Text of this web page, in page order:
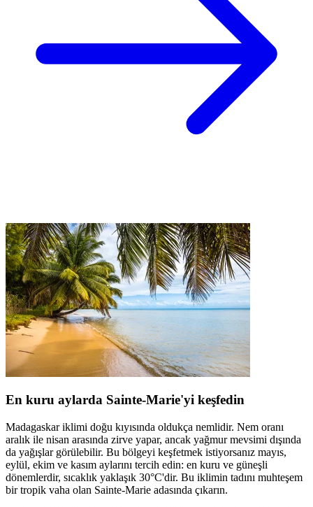
En kuru aylarda Sainte-Marie'yi keşfedin
Madagaskar iklimi doğu kıyısında oldukça nemlidir. Nem oranı
aralık ile nisan arasında zirve yapar, ancak yağmur mevsimi dışında
da yağışlar görülebilir. Bu bölgeyi keşfetmek istiyorsanız mayıs,
eylül, ekim ve kasım aylarını tercih edin: en kuru ve güneşli
dönemlerdir, sıcaklık yaklaşık 30°C'dir. Bu iklimin tadını muhteşem
bir tropik vaha olan Sainte-Marie adasında çıkarın.